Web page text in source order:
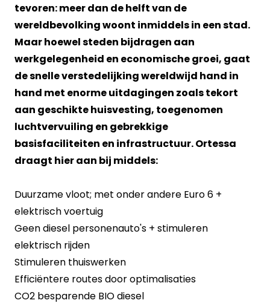
tevoren: meer dan de helft van de
wereldbevolking woont inmiddels in een stad.
Maar hoewel steden bijdragen aan
werkgelegenheid en economische groei, gaat
de snelle verstedelijking wereldwijd hand in
hand met enorme uitdagingen zoals tekort
aan geschikte huisvesting, toegenomen
luchtvervuiling en gebrekkige
basisfaciliteiten en infrastructuur. Ortessa
draagt hier aan bij middels:
Duurzame vloot; met onder andere Euro 6 +
elektrisch voertuig
Geen diesel personenauto's + stimuleren
elektrisch rijden
Stimuleren thuiswerken
Efficiëntere routes door optimalisaties
CO2 besparende BIO diesel